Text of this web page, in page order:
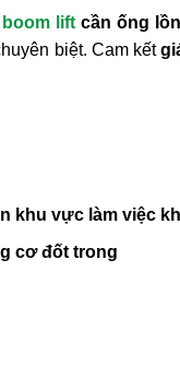
liftcần ống
biệt. Cam kết
khu vực làm việc
cơ đốt trong